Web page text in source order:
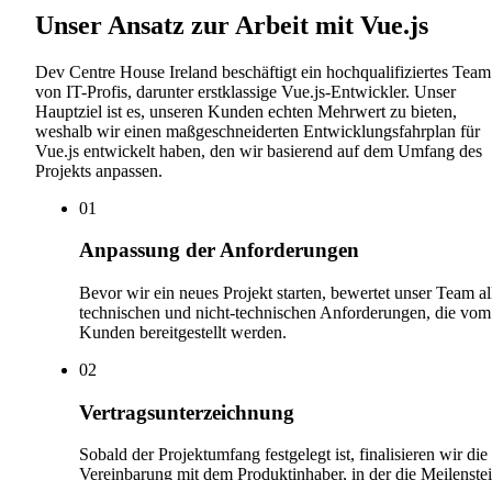
Unser Ansatz zur Arbeit mit Vue.js
Dev Centre House Ireland beschäftigt ein hochqualifiziertes Team
von IT-Profis, darunter erstklassige Vue.js-Entwickler. Unser
Hauptziel ist es, unseren Kunden echten Mehrwert zu bieten,
weshalb wir einen maßgeschneiderten Entwicklungsfahrplan für
Vue.js entwickelt haben, den wir basierend auf dem Umfang des
Projekts anpassen.
01
Anpassung der Anforderungen
Bevor wir ein neues Projekt starten, bewertet unser Team
technischen und nicht-technischen Anforderungen, die vom
Kunden bereitgestellt werden.
02
Vertragsunterzeichnung
Sobald der Projektumfang festgelegt ist, finalisieren wir die
Vereinbarung mit dem Produktinhaber, in der die